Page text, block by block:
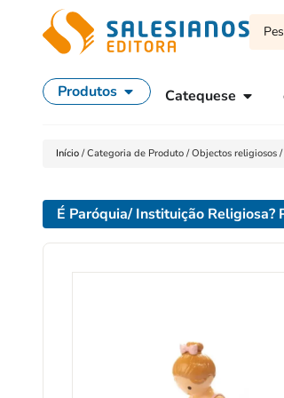
Produtos Catequese
Início /Categoria de Produto /Objectos religiosos /
É Paróquia/ Instituição Religiosa?